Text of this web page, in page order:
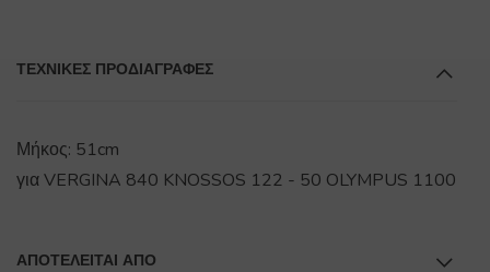
ΤΕΧΝΙΚΕΣ ΠΡΟΔΙΑΓΡΑΦΕΣ
Μήκος: 51cm
για VERGINA 840 KNOSSOS 122 - 50 OLYMPUS 1100
ΑΠΟΤΕΛΕΊΤΑΙ ΑΠΌ